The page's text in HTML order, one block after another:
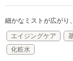
細かなミストが広がり
エイジングケア
化粧水